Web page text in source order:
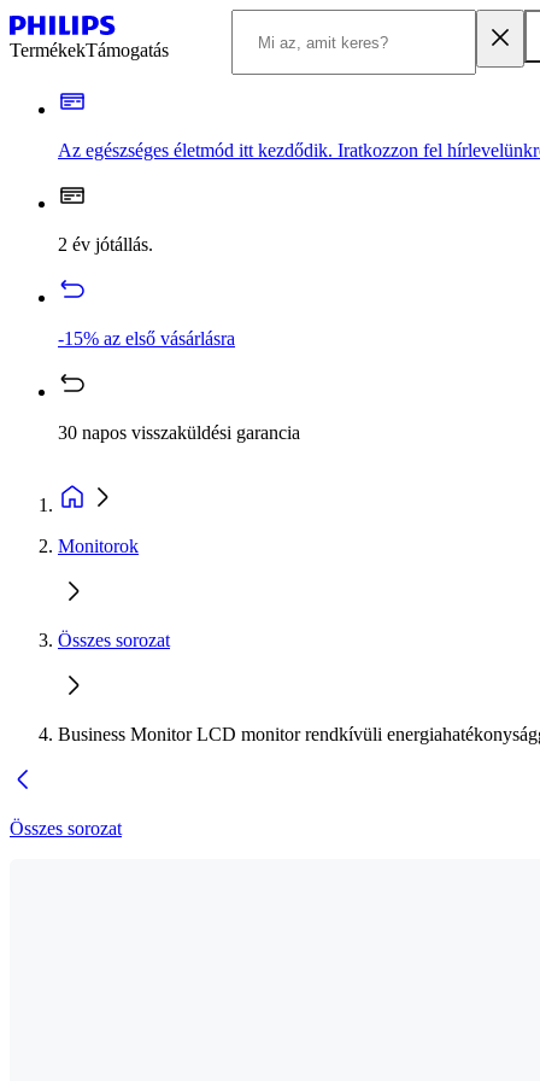
TermékekTámogatás
Az egészséges életmód itt kezdődik. Iratkozzon fel
2 év jótállás.
-15% az első vásárlásra
30 napos visszaküldési garancia
Monitorok
Összes sorozat
Business Monitor LCD monitor rendkívüli
Összes sorozat